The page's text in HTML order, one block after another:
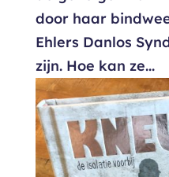
door haar
Ehlers Danlos
zijn. Hoe kan ze...